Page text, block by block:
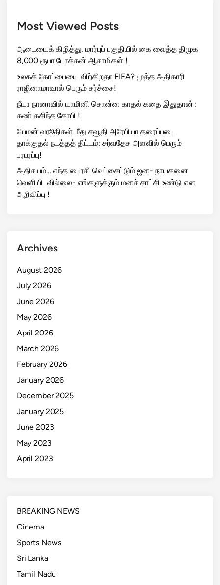
Most Viewed Posts
ஆடையைக் கிழித்து, மார்புப் பகுதியில் கை வைத்த திமுக
8,000 ரூபா டோக்கன் ஆசாமிகள் !
உலகக் கோப்பையை விற்கிறதா FIFA? மூத்த அதிகாரி
ராஜினாமாவால் பெரும் சர்ச்சை!
நீயா நானாவில் யாமினி சொன்ன காதல் கதை இதுதான் :
கண் கசிந்த கோபி !
யேமன் ஹூதிகள் மீது சவூதி அரேபியா தரைப்படை
தாக்குதல் நடத்தத் திட்டம்: சர்வதேச அளவில் பெரும்
பரபரப்பு!
அதிசயம்… எந்த பைரசி வெப்சைட்டும் ஜன- நாயகனை
வெளியிடவில்லை- எங்களுக்கும் மனச் சாட்சி உண்டு என
அறிவிப்பு !
Archives
August 2026
July 2026
June 2026
May 2026
April 2026
March 2026
February 2026
January 2026
December 2025
January 2025
June 2023
May 2023
April 2023
BREAKING NEWS
Cinema
Sports News
Sri Lanka
Tamil Nadu